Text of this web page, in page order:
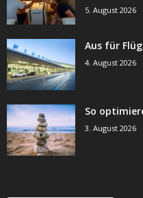
5. August 2026
Aus für
4. August 2026
So
3. August 2026